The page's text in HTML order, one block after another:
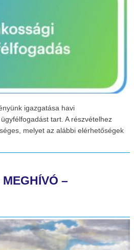
igazgatása havi
tart. A részvételhez
melyet az alábbi elérhetőségek
–